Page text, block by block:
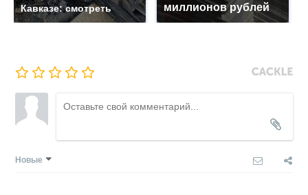
Кавказе: смотреть
миллионов рублей
Новые